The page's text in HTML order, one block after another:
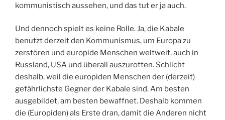
kommunistisch aussehen, und das tut er ja auch.
Und dennoch spielt es keine Rolle. Ja, die Kabale
benutzt derzeit den Kommunismus, um Europa zu
zerstören und europide Menschen weltweit, auch in
Russland, USA und überall auszurotten. Schlicht
deshalb, weil die europiden Menschen der (derzeit)
gefährlichste Gegner der Kabale sind. Am besten
ausgebildet, am besten bewaffnet. Deshalb kommen
die (Europiden) als Erste dran, damit die Anderen nicht